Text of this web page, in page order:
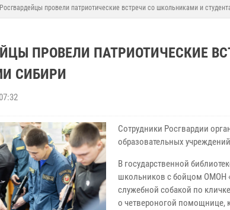
Росгвардейцы провели патриотические встречи со школьниками и
ПРОВЕЛИ ПАТРИОТИЧЕСКИЕ
СИБИРИ
Сотрудники Росгвардии
образовательных
В государственной
школьников с бойцом ОМОН
служебной собакой по
о четвероногой помощнице,